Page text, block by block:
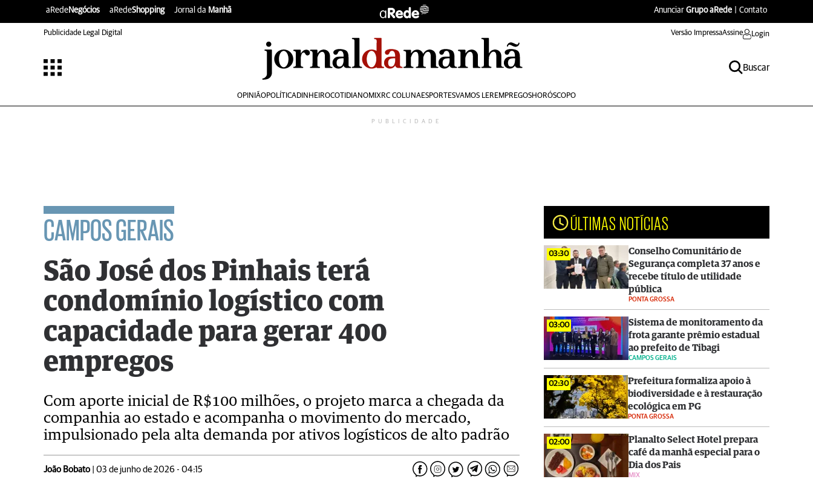
aRedeNegócios aRedeShopping Jornal da Manhã Anunciar Grupo aRede Contato
Publicidade Legal Digital Versão ImpressaAssine Login
Buscar
OPINIÃOPOLÍTICADINHEIROCOTIDIANOMIXRC COLUNAESPORTESVAMOS LEREMPREGOSHORÓSCOPO
PUBLICIDADE
CAMPOS GERAIS
São José dos Pinhais terá
condomínio logístico com
capacidade para gerar 400
empregos
Com aporte inicial de R$100 milhões, o projeto marca a chegada da
companhia ao estado e acompanha o movimento do mercado,
impulsionado pela alta demanda por ativos logísticos de alto padrão
João Bobato | 03 de junho de 2026 - 04:15
ÚLTIMAS NOTÍCIAS
03:30
Conselho Comunitário de
Segurança completa 37 anos e
recebe título de utilidade
pública
PONTA GROSSA
03:00
Sistema de monitoramento da
frota garante prêmio estadual
ao prefeito de Tibagi
CAMPOS GERAIS
02:30
Prefeitura formaliza apoio à
biodiversidade e à restauração
ecológica em PG
PONTA GROSSA
02:00
Planalto Select Hotel prepara
café da manhã especial para o
Dia dos Pais
MIX